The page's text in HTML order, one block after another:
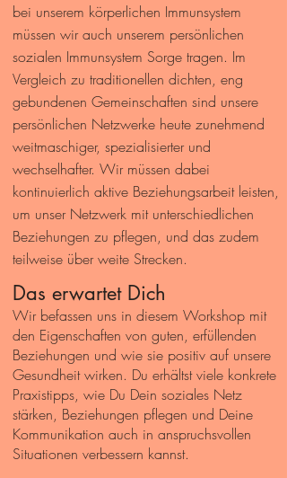
bei unserem körperlichen Immunsystem
müssen wir auch unserem persönlichen
sozialen Immunsystem Sorge tragen. Im
Vergleich zu traditionellen dichten, eng
gebundenen Gemeinschaften sind unsere
persönlichen Netzwerke heute zunehmend
weitmaschiger, spezialisierter und
wechselhafter. Wir müssen dabei
kontinuierlich aktive Beziehungsarbeit leisten,
um unser Netzwerk mit unterschiedlichen
Beziehungen zu pflegen, und das zudem
teilweise über weite Strecken.
Das erwartet Dich
Wir befassen uns in diesem Workshop mit
den Eigenschaften von guten, erfüllenden
Beziehungen und wie sie positiv auf unsere
Gesundheit wirken. Du erhältst viele konkrete
Praxistipps, wie Du Dein soziales Netz
stärken, Beziehungen pflegen und Deine
Kommunikation auch in anspruchsvollen
Situationen verbessern kannst.